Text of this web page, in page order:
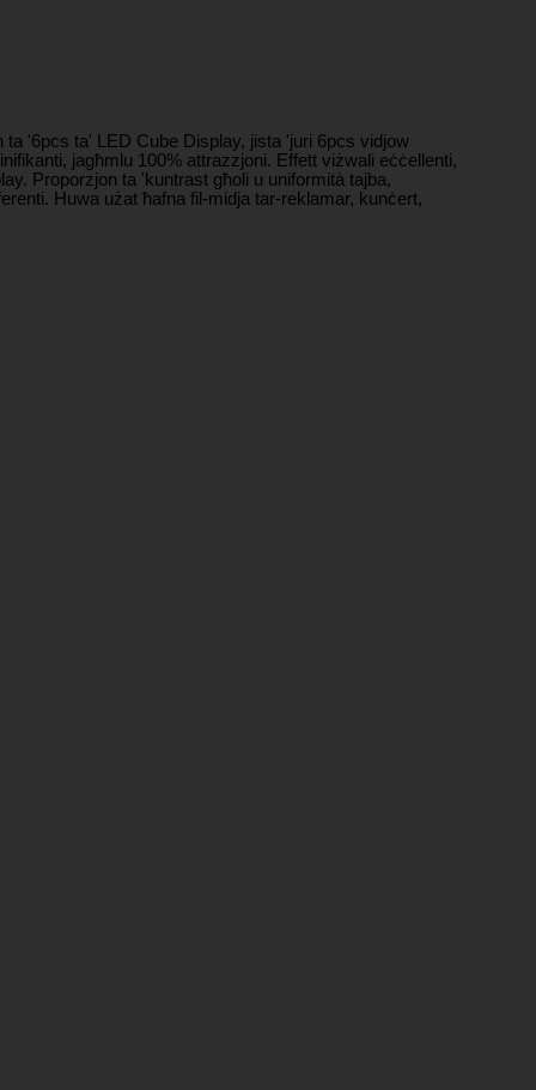
'6pcs ta' LED Cube Display, jista 'juri 6pcs vidjow
jagħmlu 100% attrazzjoni. Effett viżwali eċċellenti,
Proporzjon ta 'kuntrast għoli u uniformità tajba,
Huwa użat ħafna fil-midja tar-reklamar, kunċert,